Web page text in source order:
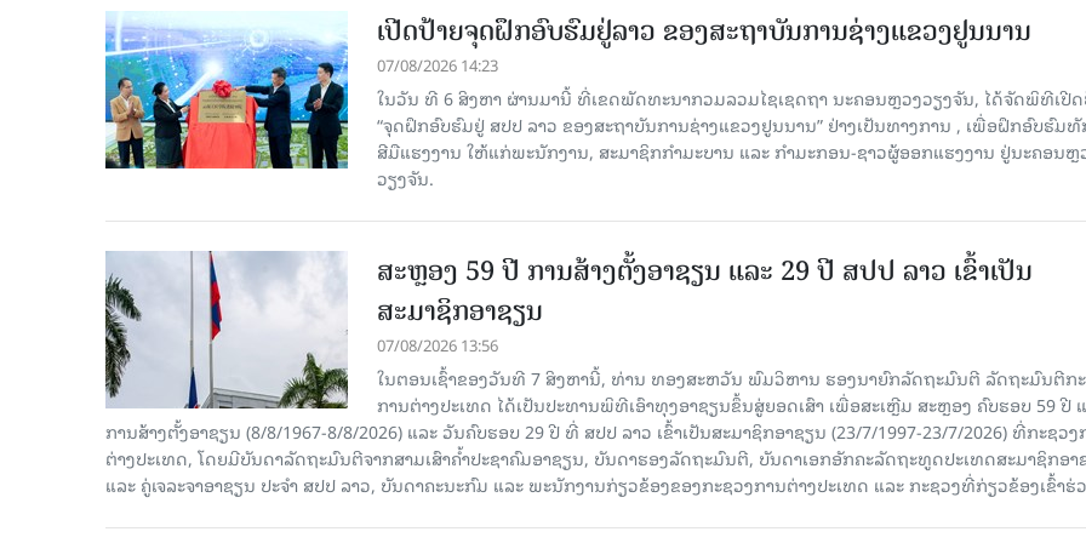
ເປີດປ້າຍຈຸດຝຶກອົບຮົມຢູ່ລາວ ຂອງສະຖາບັນການຊ່າງແຂວງຢູນນານ
07/08/2026 14:23
ໃນວັນ ທີ 6 ສິງຫາ ຜ່ານມານີ້ ທີ່ເຂດພັດທະນາກວມລວມໄຊເຊດຖາ ນະຄອນຫຼວງວຽງຈັນ, ໄດ້ຈັດພິທີເປີ
“ຈຸດຝຶກອົບຮົມຢູ່ ສປປ ລາວ ຂອງສະຖາບັນການຊ່າງແຂວງຢູນນານ” ຢ່າງເປັນທາງການ , ເພື່ອຝຶກອົບຮົມ
ສີມືແຮງງານ ໃຫ້ແກ່ພະນັກງານ, ສະມາຊິກກຳມະບານ ແລະ ກຳມະກອນ-ຊາວຜູ້ອອກແຮງງານ ຢູ່ນະຄອນຫຼ
ວຽງຈັນ.
ສະຫຼອງ 59 ປີ ການສ້າງຕັ້ງອາຊຽນ ແລະ 29 ປີ ສປປ ລາວ ເຂົ້າເປັນ
ສະມາຊິກອາຊຽນ
07/08/2026 13:56
ໃນຕອນເຊົ້າຂອງວັນທີ 7 ສິງຫານີ້, ທ່ານ ທອງສະຫວັນ ພົມວິຫານ ຮອງນາຍົກລັດຖະມົນຕີ ລັດຖະມົນຕີກ
ການຕ່າງປະເທດ ໄດ້ເປັນປະທານພິທີເອົາທຸງອາຊຽນຂຶ້ນສູ່ຍອດເສົາ ເພື່ອສະເຫຼີມ ສະຫຼອງ ຄົບຮອບ 59 ປີ
ການສ້າງຕັ້ງອາຊຽນ (8/8/1967-8/8/2026) ແລະ ວັນຄົບຮອບ 29 ປີ ທີ່ ສປປ ລາວ ເຂົ້າເປັນສະມາຊິກອາຊຽນ (23/7/1997-23/7/2026) ທີ່ກະຊວງ
ຕ່າງປະເທດ, ໂດຍມີບັນດາລັດຖະມົນຕີຈາກສາມເສົາຄໍ້າປະຊາຄົມອາຊຽນ, ບັນດາຮອງລັດຖະມົນຕີ, ບັນດາເອກອັກຄະລັດຖະທູດປະເທດສະມາຊິກອາ
ແລະ ຄູ່ເຈລະຈາອາຊຽນ ປະຈຳ ສປປ ລາວ, ບັນດາຄະນະກົມ ແລະ ພະນັກງານກ່ຽວຂ້ອງຂອງກະຊວງການຕ່າງປະເທດ ແລະ ກະຊວງທີ່ກ່ຽວຂ້ອງເຂົ້າຮ່